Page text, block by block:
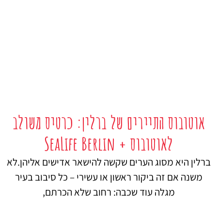
אוטובוס התיירים של ברלין: כרטיס משולב
לאוטובוס + SeaLife Berlin
ברלין היא מסוג הערים שקשה להישאר אדישים אליהן.לא
משנה אם זה ביקור ראשון או עשירי – כל סיבוב בעיר
מגלה עוד שכבה: רחוב שלא הכרתם,